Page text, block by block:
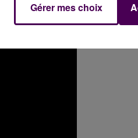
Gérer mes choix